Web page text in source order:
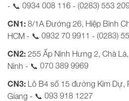
- 📞 0934 008 116 - (0283) 553
CN1: 8/1A Đường 26, Hiệp Bình
HCM - 📞 0932 70 9911 - (0283)
CN2: 255 Ấp Ninh Hưng 2, Chà
Ninh - 📞 070 389 9969
CN3: Lô B4 số 15 đường Kim Dự,
Giang - 📞 093 918 1227